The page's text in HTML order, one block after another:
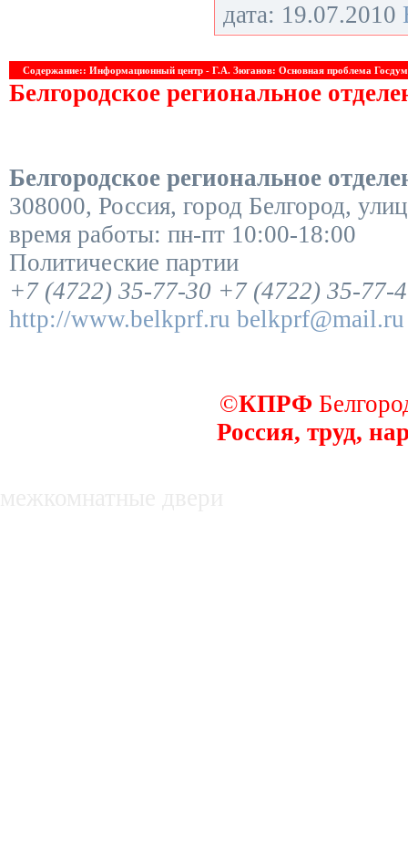
дата: 19.07.2010
Содержание:: Информационный центр - Г.А. Зюганов: Основная проблема
Белгородское региональное
Белгородское региональное
308000, Россия, город Белгород,
время работы: пн-пт 10:00-18:00
Политические партии
+7 (4722) 35-77-30 +7 (4722) 35-77-
http://www.belkprf.ru belkprf@mail.ru
©КПРФ
Россия, труд,